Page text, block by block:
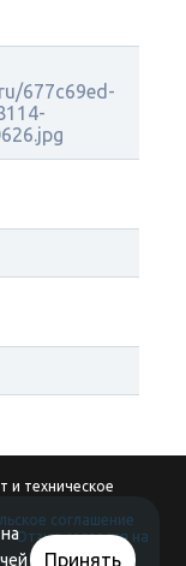
677c69ed-
и техническое
соглашение
Отзыв согласия на
Принять